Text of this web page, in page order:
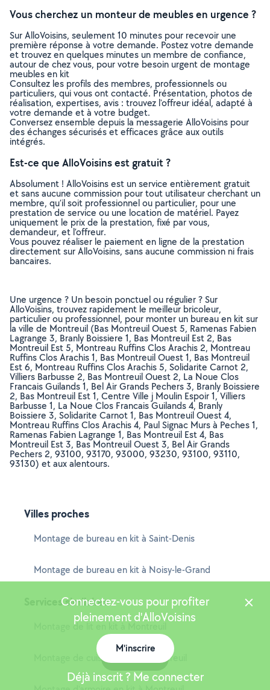
Vous cherchez un monteur de meubles en urgence ?
Sur AlloVoisins, seulement 10 minutes pour recevoir une
première réponse à votre demande. Postez votre demande
et trouvez en quelques minutes un membre de confiance,
autour de chez vous, pour votre besoin urgent de montage
meubles en kit
Consultez les profils des membres, professionnels ou
particuliers, qui vous ont contacté. Présentation, photos de
réalisation, expertises, avis : trouvez l'offreur idéal, adapté à
votre demande et à votre budget.
Conversez ensemble depuis la messagerie AlloVoisins pour
des échanges sécurisés et efficaces grâce aux outils
intégrés.
Est-ce que AlloVoisins est gratuit ?
Absolument ! AlloVoisins est un service entièrement gratuit
et sans aucune commission pour tout utilisateur cherchant un
membre, qu’il soit professionnel ou particulier, pour une
prestation de service ou une location de matériel. Payez
uniquement le prix de la prestation, fixé par vous,
demandeur, et l’offreur.
Vous pouvez réaliser le paiement en ligne de la prestation
directement sur AlloVoisins, sans aucune commission ni frais
bancaires.
Une urgence ? Un besoin ponctuel ou régulier ? Sur
AlloVoisins, trouvez rapidement le meilleur bricoleur,
particulier ou professionnel, pour monter un bureau en kit sur
la ville de Montreuil (Bas Montreuil Ouest 5, Ramenas Fabien
Lagrange 3, Branly Boissiere 1, Bas Montreuil Est 2, Bas
Montreuil Est 5, Montreau Ruffins Clos Arachis 2, Montreau
Ruffins Clos Arachis 1, Bas Montreuil Ouest 1, Bas Montreuil
Est 6, Montreau Ruffins Clos Arachis 5, Solidarite Carnot 2,
Villiers Barbusse 2, Bas Montreuil Ouest 2, La Noue Clos
Francais Guilands 1, Bel Air Grands Pechers 3, Branly Boissiere
2, Bas Montreuil Est 1, Centre Ville j Moulin Espoir 1, Villiers
Barbusse 1, La Noue Clos Francais Guilands 4, Branly
Boissiere 3, Solidarite Carnot 1, Bas Montreuil Ouest 4,
Montreau Ruffins Clos Arachis 4, Paul Signac Murs à Peches 1,
Ramenas Fabien Lagrange 1, Bas Montreuil Est 4, Bas
Montreuil Est 3, Bas Montreuil Ouest 3, Bel Air Grands
Pechers 2, 93100, 93170, 93000, 93230, 93100, 93110,
93130) et aux alentours.
Villes proches
Montage de bureau en kit à Saint-Denis
Montage de bureau en kit à Noisy-le-Grand
Services similaires
Montage de lit en kit à Montreuil
Montage de cuisine en kit à Montreuil
Connectez-vous pour profiter
pleinement d'AlloVoisins
M'inscrire
Déjà inscrit ? Me connecter